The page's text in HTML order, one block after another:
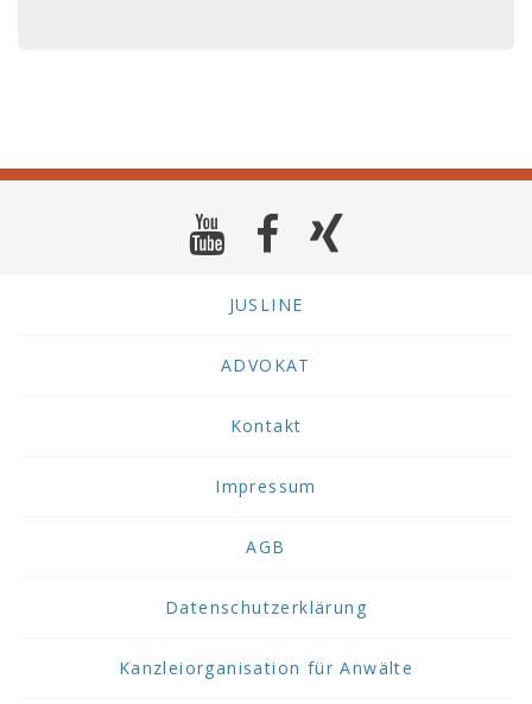
JUSLINE
ADVOKAT
Kontakt
Impressum
AGB
Datenschutzerklärung
Kanzleiorganisation für Anwälte